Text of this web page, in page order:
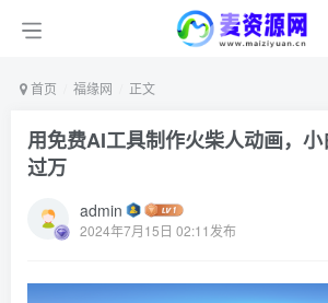
首页 福缘网 正文
用免费AI工具制作火柴人动画，
过万
admin
2024年7月15日 02:11发布